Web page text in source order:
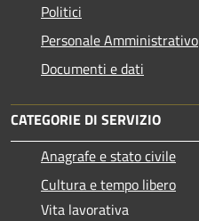
Politici
Personale Amministrativo
Documenti e dati
CATEGORIE DI SERVIZIO
Anagrafe e stato civile
Cultura e tempo libero
Vita lavorativa